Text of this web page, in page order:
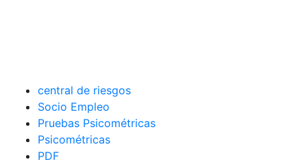
central de riesgos
Socio Empleo
Pruebas Psicométricas
Psicométricas
PDF